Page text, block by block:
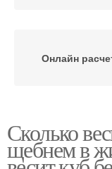
Онлайн
Сколько
щебнем в